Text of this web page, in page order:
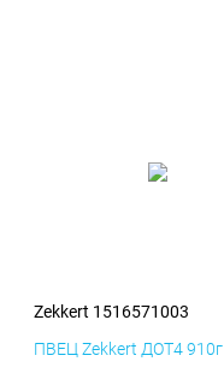
Zekkert 1516571003
ПВЕЦ Zekkert ДОТ4 910г